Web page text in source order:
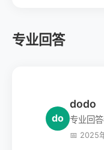
专业回答
do
dodo
专业回
📅 2025